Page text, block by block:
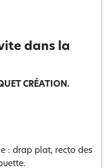
dans la
CRÉATION.
: drap plat, recto des